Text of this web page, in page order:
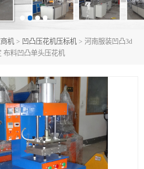
机 > 凹凸压花机压标机 > 河南服装凹凸3d
布料凹凸单头压花机
凹凸压花机压标机
双头服装凹凸压花机
自动超声波打片成型机
海绵产品成型机